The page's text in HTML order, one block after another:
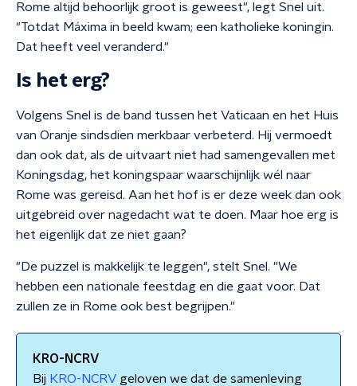
Rome altijd behoorlijk groot is geweest", legt Snel uit.
"Totdat Máxima in beeld kwam; een katholieke koningin.
Dat heeft veel veranderd."
Is het erg?
Volgens Snel is de band tussen het Vaticaan en het Huis
van Oranje sindsdien merkbaar verbeterd. Hij vermoedt
dan ook dat, als de uitvaart niet had samengevallen met
Koningsdag, het koningspaar waarschijnlijk wél naar
Rome was gereisd. Aan het hof is er deze week dan ook
uitgebreid over nagedacht wat te doen. Maar hoe erg is
het eigenlijk dat ze niet gaan?
"De puzzel is makkelijk te leggen", stelt Snel. "We
hebben een nationale feestdag en die gaat voor. Dat
zullen ze in Rome ook best begrijpen."
KRO-NCRV
Bij KRO-NCRV geloven we dat de samenleving